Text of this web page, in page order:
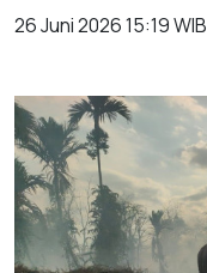
26 Juni 2026 15:19 WIB